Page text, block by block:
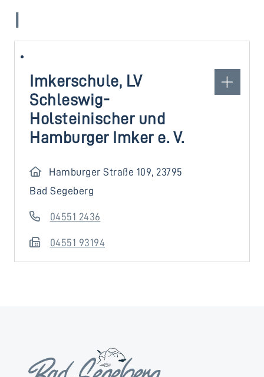
Imkerschule, LV
Schleswig-
Holsteinischer und
Hamburger Imker e. V.
Hamburger Straße 109, 23795
Bad Segeberg
04551 2436
04551 93194